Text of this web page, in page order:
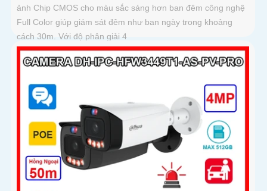
ảnh Chip CMOS cho màu sắc sáng hơn ban đêm công nghệ
Full Color giúp giám sát đêm như ban ngày trong khoảng
cách 30m. Với độ phân giải 4